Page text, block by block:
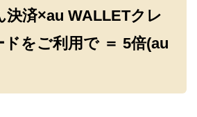
決済×au WALLETクレ
をご利用で ＝ 5倍(au